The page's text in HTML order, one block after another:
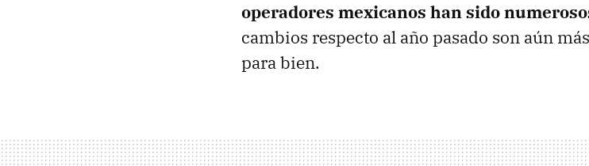
operadores mexicanos han sido
cambios respecto al año pasado son aún
para bien.